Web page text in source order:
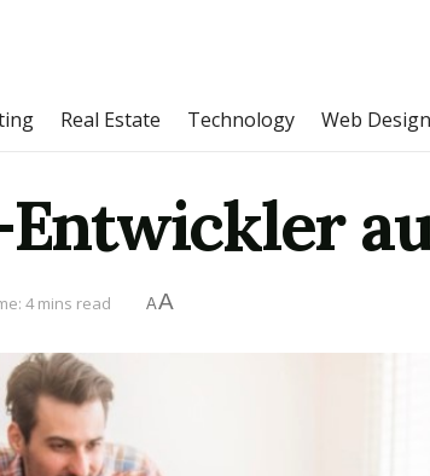
Real Estate Technology Web Design
4 mins read AA